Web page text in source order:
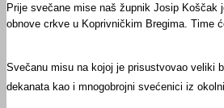
Prije svečane mise naš župnik Josip Koščak
obnove crkve u Koprivničkim Bregima. Time
Svečanu misu na kojoj je prisustvovao veliki
dekanata kao i mnogobrojni svećenici iz